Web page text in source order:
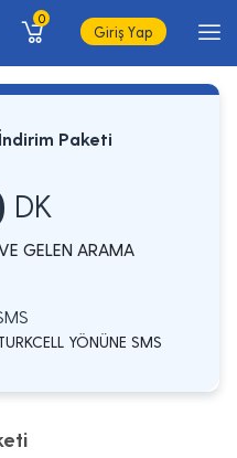
0
Giriş Yap
Paketi
DK
GELEN ARAMA
YÖNÜNE SMS